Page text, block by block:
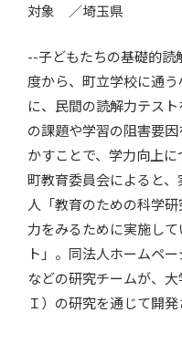
対象 ／埼玉県
--子どもたちの基礎的読
度から、町立学校に通
に、民間の読解力テス
の課題や学習の阻害要
かすことで、学力向上に
町教育委員会によると
⼈「教育のための科学
⼒をみるために実施し
ト」。同法⼈ホームペ
などの研究チームが、
Ｉ）の研究を通じて開発